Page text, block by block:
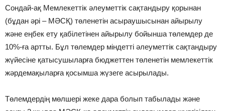
Сондай-ақ Мемлекеттік әлеуметтік сақтандыру қорынан
(бұдан әрі – МӘСҚ) төленетін асыраушысынан айырылу
және еңбек ету қабілетінен айырылу бойынша төлемдер де
10%-ға артты. Бұл төлемдер міндетті әлеуметтік сақтандыру
жүйесіне қатысушыларға бюджеттен төленетін мемлекеттік
жәрдемақыларға қосымша жүзеге асырылады.
Төлемдердің мөлшері жеке дара болып табылады және